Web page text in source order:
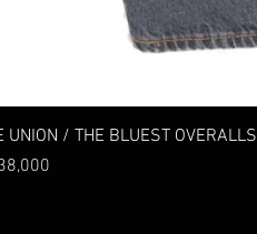
クビュー
UNION / THE BLUEST OVERALLS